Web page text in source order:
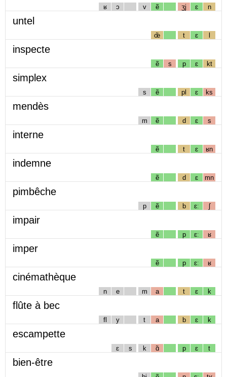
ʁ ɔ v ẽ ʒj ɛ n
untel
œ̃ t ɛ l
inspecte
ẽ s p ɛ kt
simplex
s ẽ pl ɛ ks
mendès
m ẽ d ɛ s
interne
ẽ t ɛ ʁn
indemne
ẽ d ɛ mn
pimbêche
p ẽ b ɛː ʃ
impair
ẽ p ɛː ʁ
imper
ẽ p ɛː ʁ
cinémathèque
n e m a t ɛ k
flûte à bec
fl y t a b ɛ k
escampette
ɛ s k ɑ̃ p ɛ t
bien-être